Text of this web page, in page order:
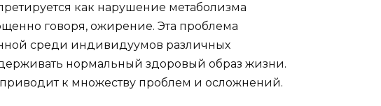
как нарушение метаболизма
говоря, ожирение. Эта проблема
среди индивидуумов различных
нормальный здоровый образ жизни.
к множеству проблем и осложнений.